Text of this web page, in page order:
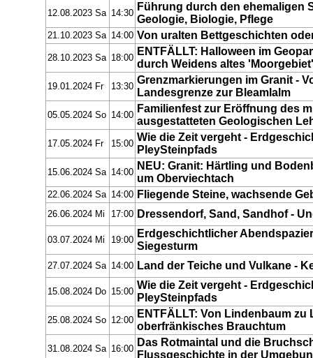
12.08.2023 Sa 14:30
Führung durch den ehemaligen
Geologie, Biologie, Pflege
21.10.2023 Sa 14:00 Von uralten Bettgeschichten
28.10.2023 Sa 18:00
ENTFÄLLT: Halloween im
durch Weidens altes 'Moorgebiet'
19.01.2024 Fr 13:30
Grenzmarkierungen im Granit -
Landesgrenze zur Bleamlalm
05.05.2024 So 14:00
Familienfest zur Eröffnung des
ausgestatteten Geologischen
17.05.2024 Fr 15:00
Wie die Zeit vergeht -
PleySteinpfads
15.06.2024 Sa 14:00
NEU: Granit: Härtling und
um Oberviechtach
22.06.2024 Sa 14:00 Fliegende Steine, wachsende
26.06.2024 Mi 17:00 Dressendorf, Sand, Sandhof -
03.07.2024 Mi 19:00
Erdgeschichtlicher
Siegesturm
27.07.2024 Sa 14:00 Land der Teiche und Vulkane -
15.08.2024 Do 15:00
Wie die Zeit vergeht -
PleySteinpfads
25.08.2024 So 12:00
ENTFÄLLT: Von Lindenbaum zu
oberfränkisches Brauchtum
31.08.2024 Sa 16:00
Das Rotmaintal und die
Flussgeschichte in der